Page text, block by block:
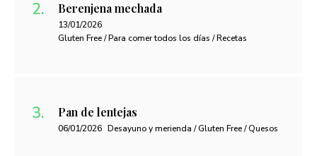
Berenjena mechada
13/01/2026
Gluten Free / Para comer todos los días / Recetas
Pan de lentejas
06/01/2026 Desayuno y merienda / Gluten Free / Quesos